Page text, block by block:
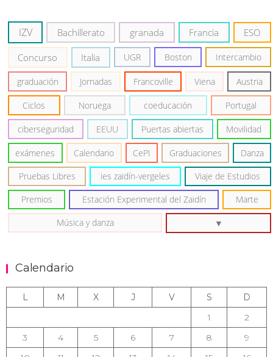
IZV Bachillerato granada Francia ESO
Concurso Italia UGR Boston Intercambio
graduación Jornadas Francoville Viena Austria
Ciclos Noruega coeducación Portugal
ciberseguridad EEUU Puertas abiertas Movilidad
exámenes Calendario CePI Graduaciones Danza
Pruebas Libres ies zaidín-vergeles Viaje de Estudios
Premios Estación Experimental del Zaidín Marte
Música y danza
Calendario
L M X J V S
D
1
2
3
4 5 6 7 8
9